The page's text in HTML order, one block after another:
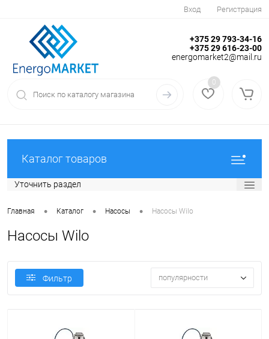
Вход Регистрация
+375 29 793-34-16
+375 29 616-23-00
energomarket2@mail.ru
0
Каталог товаров
Уточнить раздел
Главная • Каталог • Насосы • Насосы Wilo
Насосы Wilo
Фильтр популярности